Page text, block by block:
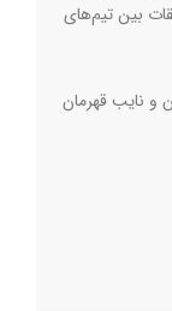
بین تیم‌های
و نایب قهرمان